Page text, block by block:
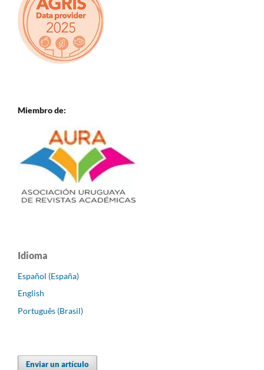
Miembro de:
Idioma
Español (España)
English
Português (Brasil)
Enviar un artículo